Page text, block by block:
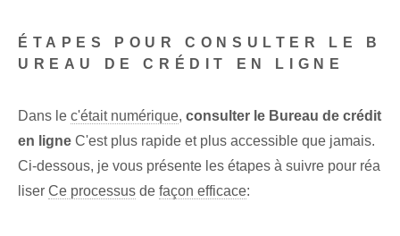
ÉTAPES POUR CONSULTER LE B
UREAU DE CRÉDIT EN LIGNE
Dans le⁣ c'était numérique, consulter le Bureau de crédit
en ligne C'est plus rapide et plus accessible que jamais.
Ci-dessous, je vous présente ⁢les étapes à suivre pour ⁢réa
liser Ce processus ⁣de‍ façon efficace: